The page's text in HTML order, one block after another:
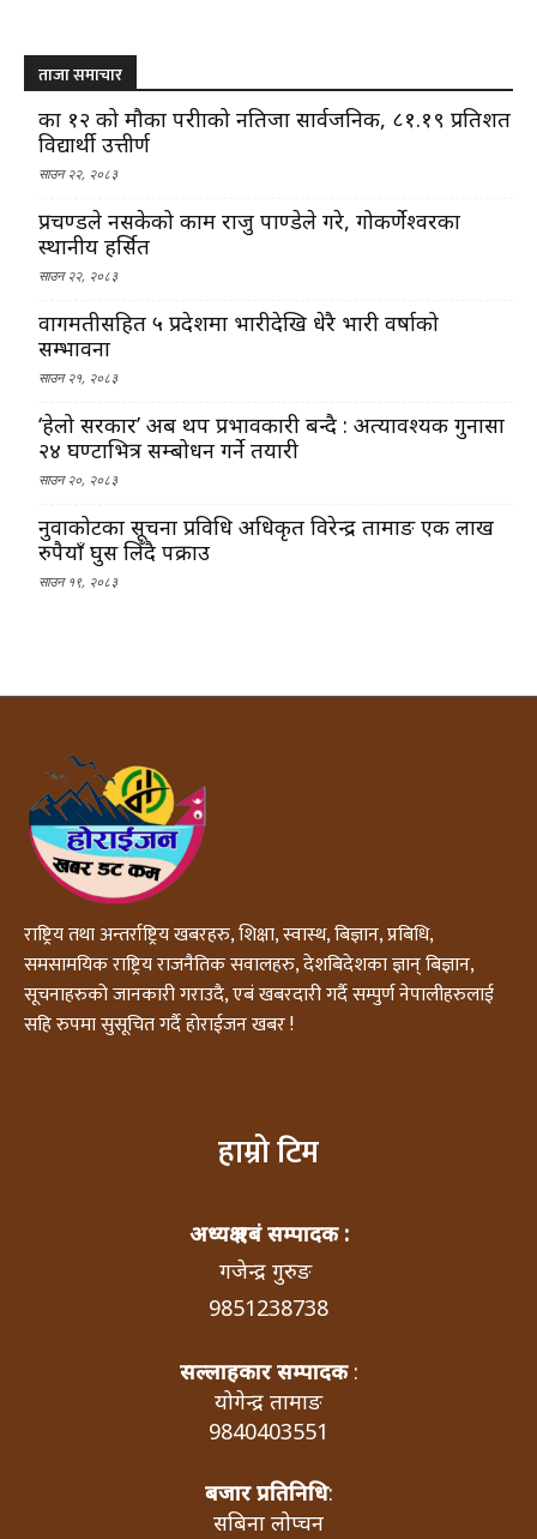
ताजा समाचार
कक्षा १२ को मौका परीक्षाको नतिजा सार्वजनिक, ८१.१९ प्रतिशत
विद्यार्थी उत्तीर्ण
साउन २२, २०८३
प्रचण्डले नसकेको काम राजु पाण्डेले गरे, गोकर्णेश्वरका
स्थानीय हर्सित
साउन २२, २०८३
वागमतीसहित ५ प्रदेशमा भारीदेखि धेरै भारी वर्षाको
सम्भावना
साउन २१, २०८३
‘हेलो सरकार’ अब थप प्रभावकारी बन्दै : अत्यावश्यक गुनासा
२४ घण्टाभित्र सम्बोधन गर्ने तयारी
साउन २०, २०८३
नुवाकोटका सूचना प्रविधि अधिकृत विरेन्द्र तामाङ एक लाख
रुपैयाँ घुस लिँदै पक्राउ
साउन १९, २०८३
राष्ट्रिय तथा अन्तर्राष्ट्रिय खबरहरु, शिक्षा, स्वास्थ, बिज्ञान, प्रबिधि,
समसामयिक राष्ट्रिय राजनैतिक सवालहरु, देशबिदेशका ज्ञान् बिज्ञान,
सूचनाहरुको जानकारी गराउदै, एबं खबरदारी गर्दै सम्पुर्ण नेपालीहरुलाई
सहि रुपमा सुसूचित गर्दै होराईजन खबर !
हाम्रो टिम
अध्यक्ष एबं सम्पादक :
गजेन्द्र गुरुङ
9851238738
सल्लाहकार सम्पादक:
योगेन्द्र तामाङ
9840403551
बजार प्रतिनिधि:
सबिना लोप्चन